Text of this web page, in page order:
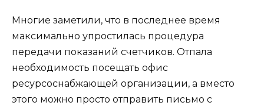
Многие заметили, что в последнее время
максимально упростилась процедура
передачи показаний счетчиков. Отпала
необходимость посещать офис
ресурсоснабжающей организации, а вместо
этого можно просто отправить письмо с